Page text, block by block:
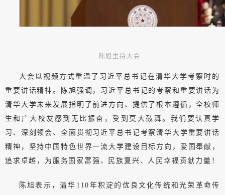
陈旭主持大会
大会以视频方式重温了习近平总书记在清华大学考察时的
重要讲话精神。陈旭强调，习近平总书记的考察和重要讲话为
清华大学未来发展指明了前进方向、提供了根本遵循，全校师
生和广大校友感到无比振奋，受到莫大鼓舞。我们要认真学
习、深刻领会、全面贯彻习近平总书记考察清华大学重要讲话
精神，坚持中国特色世界一流大学建设目标方向，爱国奉献，
追求卓越，为服务国家富强、民族复兴、人民幸福贡献力量！
陈旭表示，清华110年积淀的优良文化传统和光荣革命传